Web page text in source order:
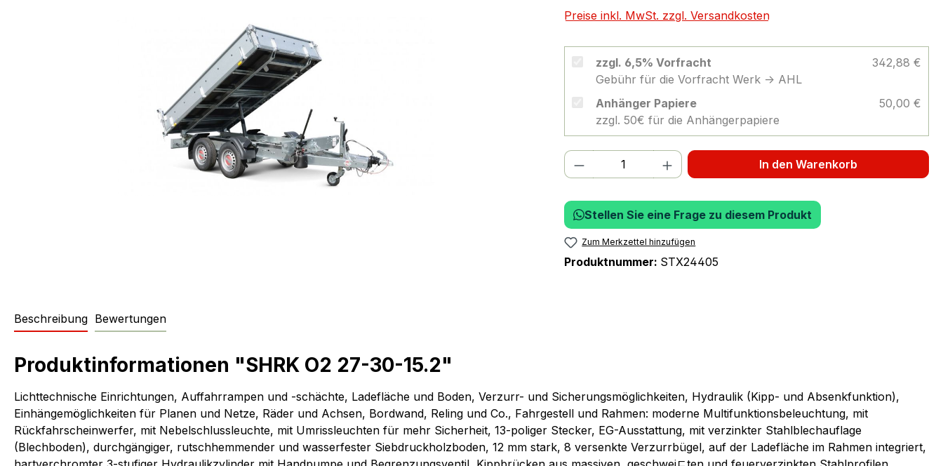
Preise inkl. MwSt. zzgl. Versandkosten
zzgl. 6,5% Vorfracht
Gebühr für die Vorfracht Werk -> AHL
342,88 €
Anhänger Papiere
zzgl. 50€ für die Anhängerpapiere
50,00 €
Produkt Anzahl: Gib den gewünschten Wert
In den Warenkorb
Stellen Sie eine Frage zu diesem Produkt
Zum Merkzettel hinzufügen
Produktnummer: STX24405
Beschreibung Bewertungen
Produktinformationen "SHRK O2 27-30-15.2"
Lichttechnische Einrichtungen, Auffahrrampen und -schächte, Ladefläche und Boden, Verzurr- und Sicherungsmöglichkeiten, Hydraulik (Kipp- und Absenkfunktion),
Einhängemöglichkeiten für Planen und Netze, Räder und Achsen, Bordwand, Reling und Co., Fahrgestell und Rahmen: moderne Multifunktionsbeleuchtung, mit
Rückfahrscheinwerfer, mit Nebelschlussleuchte, mit Umrissleuchten für mehr Sicherheit, 13-poliger Stecker, EG-Ausstattung, mit verzinkter Stahlblechauflage
(Blechboden), durchgängiger, rutschhemmender und wasserfester Siebdruckholzboden, 12 mm stark, 8 versenkte Verzurrbügel, auf der Ladefläche im Rahmen integriert,